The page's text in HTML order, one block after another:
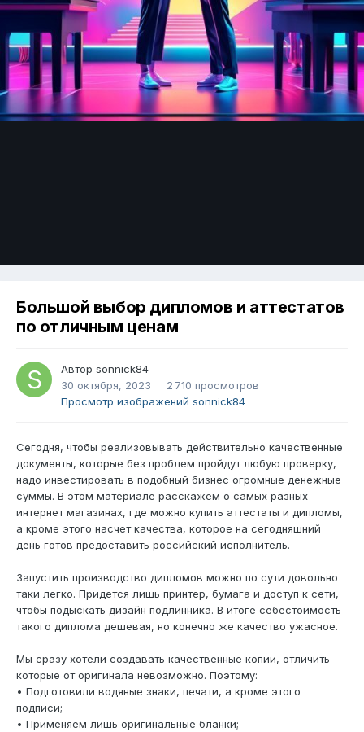
Большой выбор дипломов и аттестатов
по отличным ценам
Автор sonnick84
30 октября, 2023
2 710 просмотров
Просмотр изображений sonnick84
Сегодня, чтобы реализовывать действительно качественные
документы, которые без проблем пройдут любую проверку,
надо инвестировать в подобный бизнес огромные денежные
суммы. В этом материале расскажем о самых разных
интернет магазинах, где можно купить аттестаты и дипломы,
а кроме этого насчет качества, которое на сегодняшний
день готов предоставить российский исполнитель.
Запустить производство дипломов можно по сути довольно
таки легко. Придется лишь принтер, бумага и доступ к сети,
чтобы подыскать дизайн подлинника. В итоге себестоимость
такого диплома дешевая, но конечно же качество ужасное.
Мы сразу хотели создавать качественные копии, отличить
которые от оригинала невозможно. Поэтому:
• Подготовили водяные знаки, печати, а кроме этого
подписи;
• Применяем лишь оригинальные бланки;